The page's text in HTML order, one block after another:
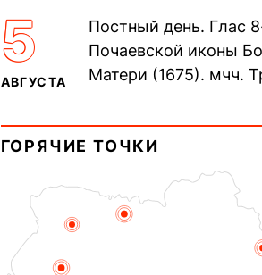
Дави́да (1015). Прп....
5
АВГУСТА
Постный день. Глас
Почаевской иконы
Матери (1675). мчч.
мучеников
воина Фео́дора...
ГОРЯЧИЕ ТОЧКИ